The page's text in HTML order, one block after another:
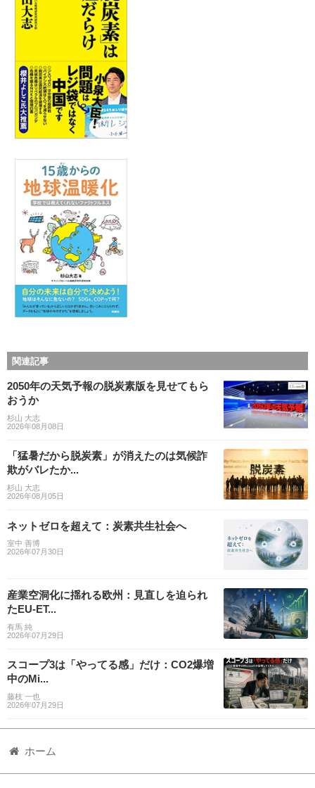
関連記事
2050年の天気予報の脱炭素版を見せてもら
おうか
杉山 大志
2026年08月08日
「猛暑だから脱炭素」が消えたのは気候詐
欺がバレたか...
杉山 大志
2026年08月05日
ネットゼロを超えて：炭素共生社会へ
室中 善博
2026年07月30日
産業空洞化に揺れる欧州：見直しを迫られ
たEU-ET...
有馬 純
2026年07月29日
スコープ3は「やってる感」だけ：CO2爆増
中のMi...
藤枝 一也
2026年07月29日
ホーム